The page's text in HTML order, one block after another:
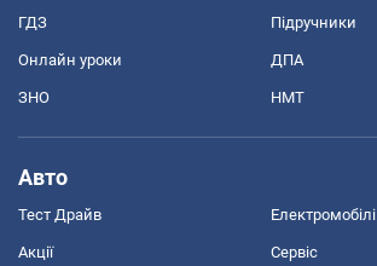
ГДЗ Підручники
Онлайн уроки ДПА
ЗНО НМТ
Авто
Тест Драйв Електромобілі
Акції Сервіс